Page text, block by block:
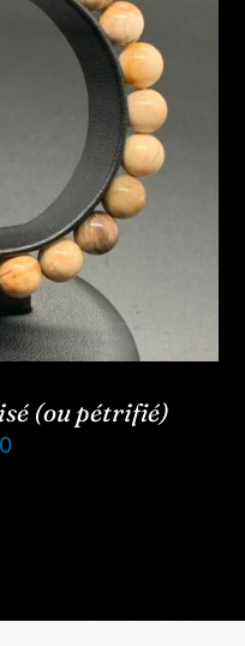
(ou pétrifié)